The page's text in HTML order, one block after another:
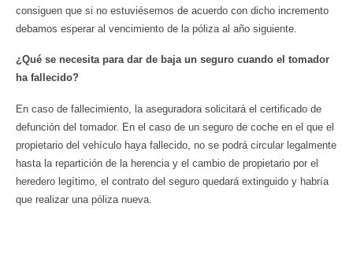
consiguen que si no estuviésemos de acuerdo con dicho incremento
debamos esperar al vencimiento de la póliza al año siguiente.
¿Qué se necesita para dar de baja un seguro cuando el tomador
ha fallecido?
En caso de fallecimiento, la aseguradora solicitará el certificado de
defunción del tomador. En el caso de un seguro de coche en el que el
propietario del vehículo haya fallecido, no se podrá circular legalmente
hasta la repartición de la herencia y el cambio de propietario por el
heredero legítimo, el contrato del seguro quedará extinguido y habría
que realizar una póliza nueva.